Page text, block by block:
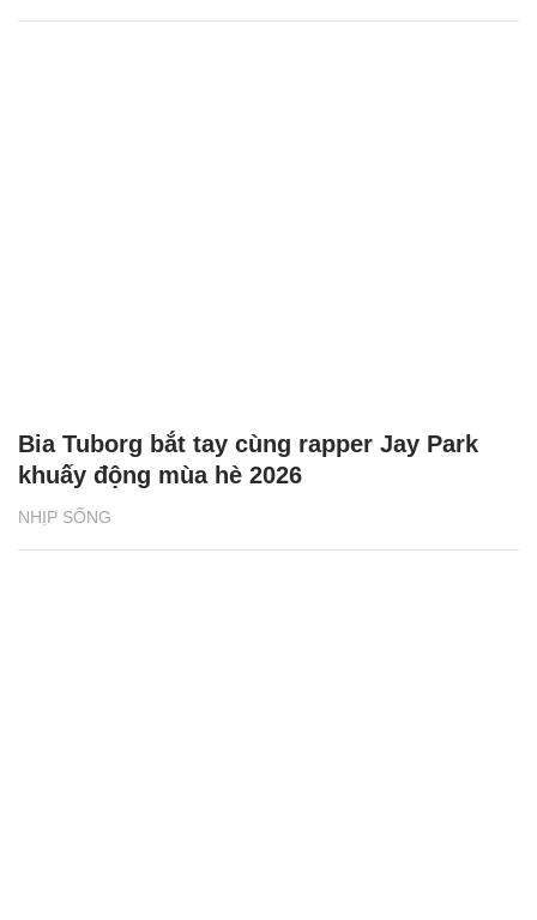
NHỊP SỐNG
Bia Tuborg bắt tay cùng rapper Jay Park
khuấy động mùa hè 2026